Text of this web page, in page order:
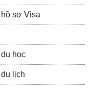
sơ Visa
học
lịch